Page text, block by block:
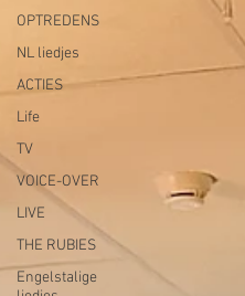
OPTREDENS
NL liedjes
ACTIES
Life
TV
VOICE-OVER
LIVE
THE RUBIES
Engelstalige